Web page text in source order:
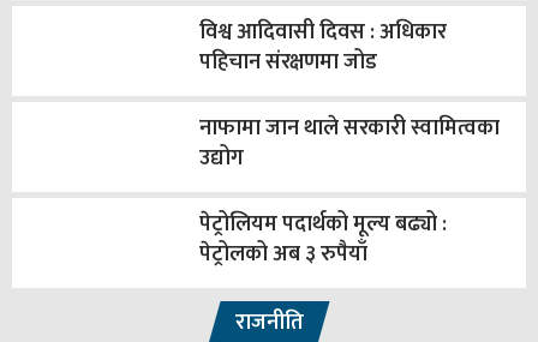
विश्व आदिवासी दिवस : अधिकार
पहिचान संरक्षणमा जोड
नाफामा जान थाले सरकारी स्वामित्वका
उद्योग
पेट्रोलियम पदार्थको मूल्य बढ्यो :
पेट्रोलको अब ३ रुपैयाँ
राजनीति